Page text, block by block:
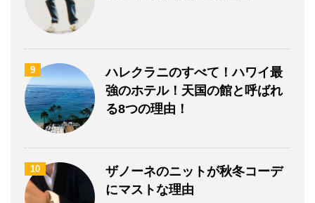
9
ハレクラニのすべて！ハワイ最
強のホテル！天国の館と呼ばれ
る8つの理由！
10
ザノーネのニットが秋冬コーデ
にマストな理由